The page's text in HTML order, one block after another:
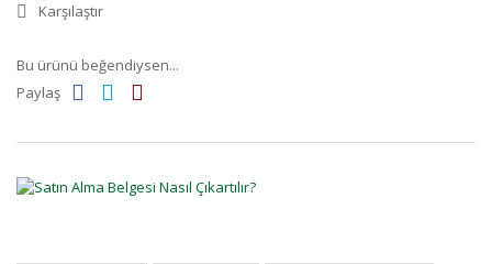
Karşılaştır
Bu ürünü beğendiysen...
Paylaş